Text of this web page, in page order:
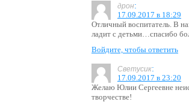
дрон:
17.09.2017 в 18:29
Отличный воспитатель. В
ладит с детьми…спасибо
Войдите, чтобы ответить
Светусик:
17.09.2017 в 23:20
Желаю Юлии Сергеевне
творчестве!